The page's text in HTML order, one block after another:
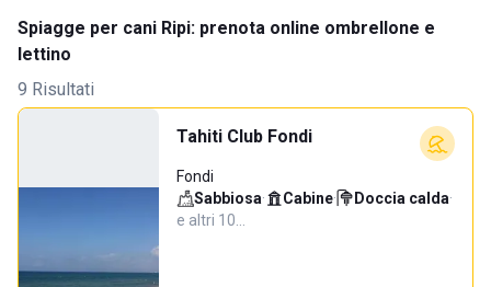
Spiagge per cani Ripi: prenota online ombrellone e
lettino
9 Risultati
Tahiti Club Fondi
Fondi
Sabbiosa· Cabine· Doccia calda·
e altri 10…